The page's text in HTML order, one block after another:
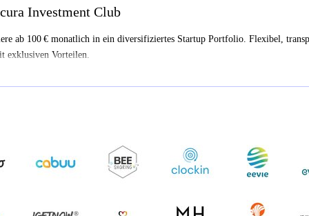
Investment Club
ab 100 € monatlich in ein diversifiziertes Startup Portfolio. Flexibel,
exklusiven Vorteilen.